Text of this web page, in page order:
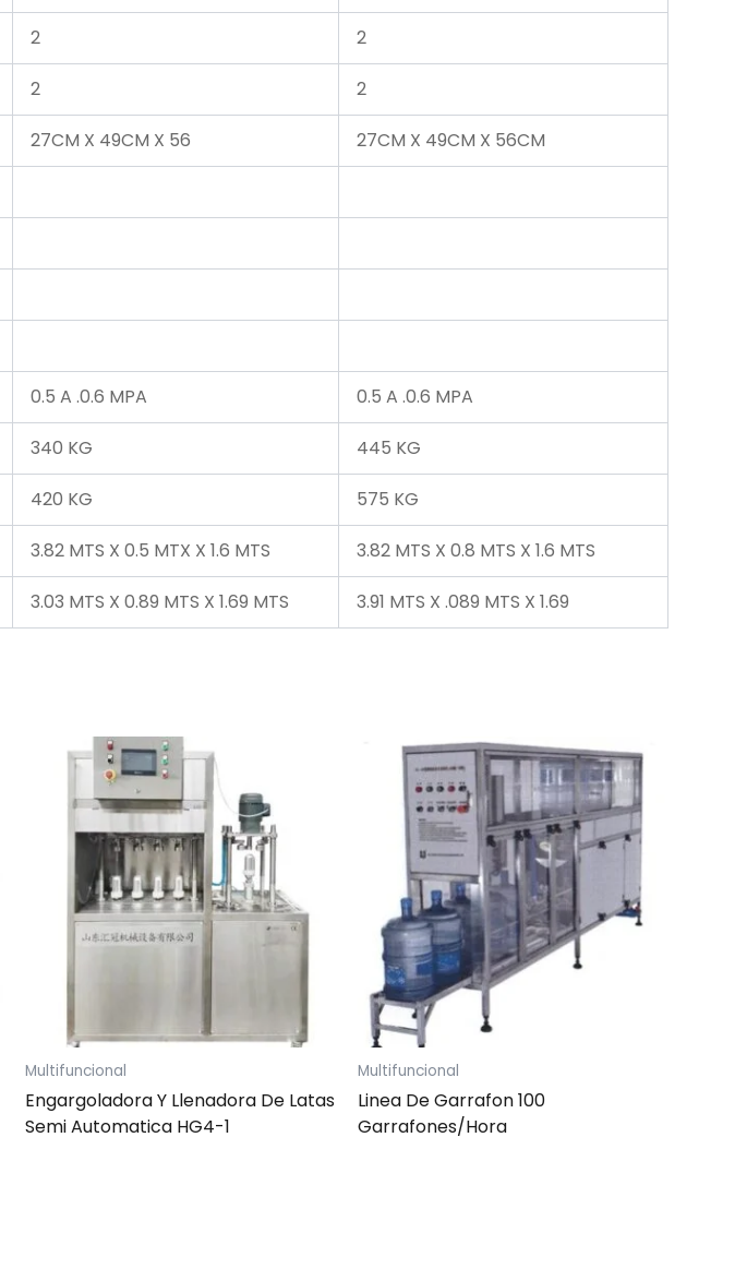
2 2
2 2
27CM X 49CM X 56 27CM X 49CM X 56CM
0.5 A .0.6 MPA 0.5 A .0.6 MPA
340 KG 445 KG
420 KG 575 KG
3.82 MTS X 0.5 MTX X 1.6 MTS 3.82 MTS X 0.8 MTS X 1.6 MTS
3.03 MTS X 0.89 MTS X 1.69 MTS 3.91 MTS X .089 MTS X 1.69
Multifuncional
Engargoladora Y Llenadora De Latas
Semi Automatica HG4-1
Multifuncional
Linea De Garrafon 100
Garrafones/Hora